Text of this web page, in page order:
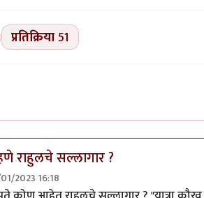
प्रतिक्रिया51
राहुलचे सल्लागार ?
2023 16:18